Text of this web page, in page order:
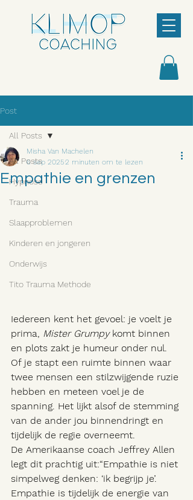
Post
All Posts
Hypnose
Trauma
Slaapproblemen
Kinderen en jongeren
Onderwijs
Tito Trauma Methode
All Posts
Empathie en grenzen
Misha Van Machelen
6 sep 20252 minuten om te lezen
Iedereen kent het gevoel: je voelt je
prima, Mister Grumpy komt binnen
en plots zakt je humeur onder nul.
Of je stapt een ruimte binnen waar
twee mensen een stilzwijgende ruzie
hebben en meteen voel je de
spanning. Het lijkt alsof de stemming
van de ander jou binnendringt en
tijdelijk de regie overneemt.
De Amerikaanse coach Jeffrey Allen
legt dit prachtig uit:“Empathie is niet
simpelweg denken: ‘ik begrijp je’.
Empathie is tijdelijk de energie van